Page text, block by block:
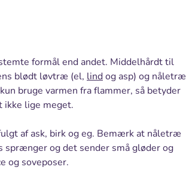
formål end andet. Middelhårdt til
blødt løvtræ (el, lindog asp) og nåletræ
bruge varmen fra flammer, så betyder
ikke lige meget.
af ask, birk og eg. Bemærk at nåletræ
sprænger og det sender små gløder og
og soveposer.